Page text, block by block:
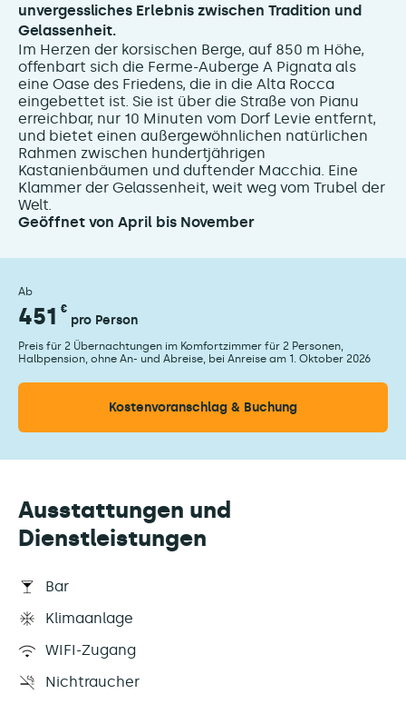
unvergessliches Erlebnis zwischen Tradition und
Gelassenheit.
Im Herzen der korsischen Berge, auf 850 m Höhe,
offenbart sich die Ferme-Auberge A Pignata als
eine Oase des Friedens, die in die Alta Rocca
eingebettet ist. Sie ist über die Straße von Pianu
erreichbar, nur 10 Minuten vom Dorf Levie entfernt,
und bietet einen außergewöhnlichen natürlichen
Rahmen zwischen hundertjährigen
Kastanienbäumen und duftender Macchia. Eine
Klammer der Gelassenheit, weit weg vom Trubel der
Welt.
Geöffnet von April bis November
Ab
451 €
pro Person
Preis für 2 Übernachtungen im Komfortzimmer für 2 Personen,
Halbpension, ohne An- und Abreise, bei Anreise am 1. Oktober 2026
Kostenvoranschlag & Buchung
Ausstattungen und
Dienstleistungen
Bar
Klimaanlage
WIFI-Zugang
Nichtraucher